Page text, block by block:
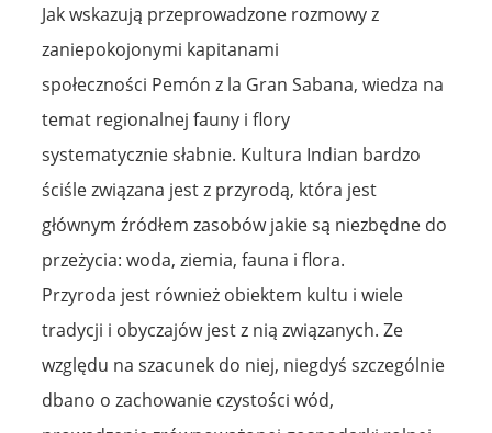
Jak wskazują przeprowadzone rozmowy z
zaniepokojonymi kapitanami
społeczności Pemón z la Gran Sabana, wiedza na
temat regionalnej fauny i flory
systematycznie słabnie. Kultura Indian bardzo
ściśle związana jest z przyrodą, która jest
głównym źródłem zasobów jakie są niezbędne do
przeżycia: woda, ziemia, fauna i flora.
Przyroda jest również obiektem kultu i wiele
tradycji i obyczajów jest z nią związanych. Ze
względu na szacunek do niej, niegdyś szczególnie
dbano o zachowanie czystości wód,